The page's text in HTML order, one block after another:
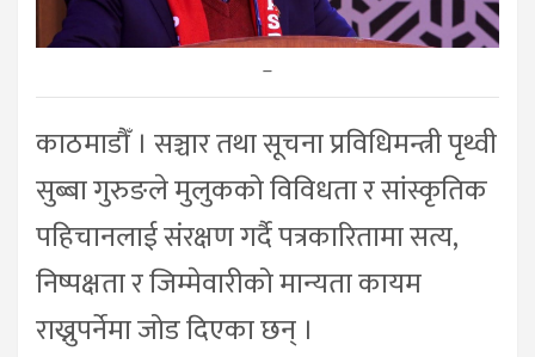
–
काठमाडौँ । सञ्चार तथा सूचना प्रविधिमन्त्री पृथ्वी
सुब्बा गुरुङले मुलुकको विविधता र सांस्कृतिक
पहिचानलाई संरक्षण गर्दै पत्रकारितामा सत्य,
निष्पक्षता र जिम्मेवारीको मान्यता कायम
राख्नुपर्नेमा जोड दिएका छन् ।